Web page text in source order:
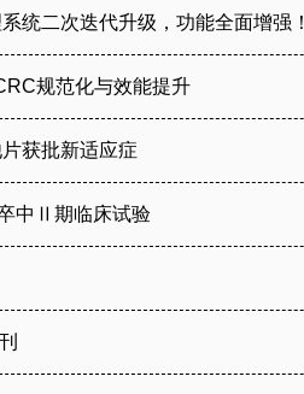
统二次迭代升级，功能全面增强！
规范化与效能提升
获批新适应症
中Ⅱ期临床试验